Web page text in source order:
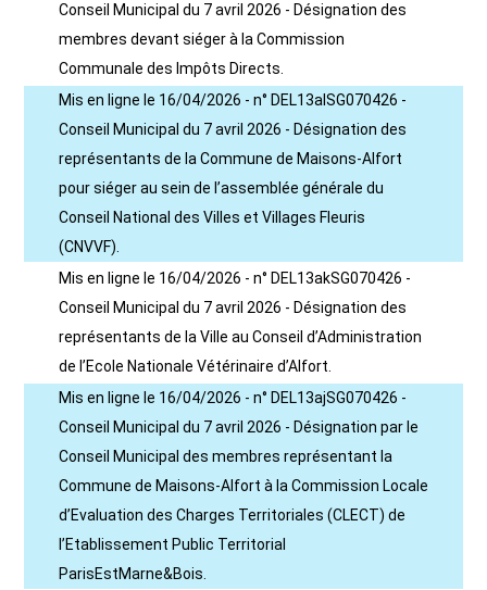
Conseil Municipal du 7 avril 2026 - Désignation des
membres devant siéger à la Commission
Communale des Impôts Directs.
Mis en ligne le 16/04/2026 - n° DEL13alSG070426 -
Conseil Municipal du 7 avril 2026 - Désignation des
représentants de la Commune de Maisons-Alfort
pour siéger au sein de l’assemblée générale du
Conseil National des Villes et Villages Fleuris
(CNVVF).
Mis en ligne le 16/04/2026 - n° DEL13akSG070426 -
Conseil Municipal du 7 avril 2026 - Désignation des
représentants de la Ville au Conseil d’Administration
de l’Ecole Nationale Vétérinaire d’Alfort.
Mis en ligne le 16/04/2026 - n° DEL13ajSG070426 -
Conseil Municipal du 7 avril 2026 - Désignation par le
Conseil Municipal des membres représentant la
Commune de Maisons-Alfort à la Commission Locale
d’Evaluation des Charges Territoriales (CLECT) de
l’Etablissement Public Territorial
ParisEstMarne&Bois.